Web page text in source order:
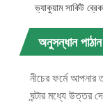
ভ্যাকুয়াম সার্কিট
অনুসন্ধান পাঠান
নীচের ফর্মে আপনার
ঘন্টার মধ্যে উত্তর